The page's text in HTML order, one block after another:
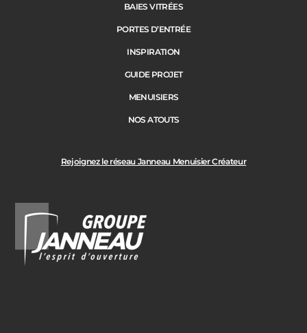
Suivant
Code Postal des travaux
Rejoignez le réseau Janneau Menuisier Créateur
BAIES VITRÉES
PORTES D’ENTRÉE
INSPIRATION
GUIDE PROJET
MENUISIERS
NOS ATOUTS